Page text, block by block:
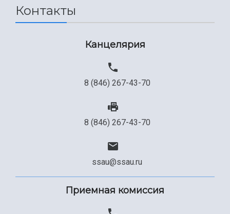
Контакты
Канцелярия
8 (846) 267-43-70
8 (846) 267-43-70
ssau@ssau.ru
Приемная комиссия